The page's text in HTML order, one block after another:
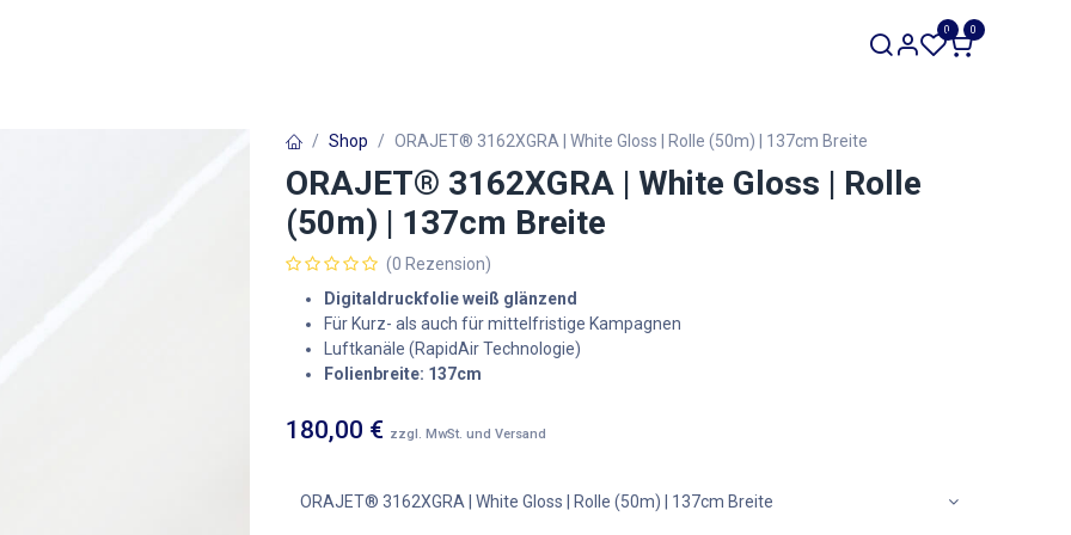
0 0
Shop ORAJET® 3162XGRA | White Gloss | Rolle (50m) | 137cm Breite
ORAJET® 3162XGRA | White Gloss | Rolle
(50m) | 137cm Breite
(0 Rezension)
Digitaldruckfolie weiß glänzend
Für Kurz- als auch für mittelfristige Kampagnen
Luftkanäle (RapidAir Technologie)
Folienbreite: 137cm
180,00 € zzgl. MwSt. und Versand
ORAJET® 3162XGRA | White Gloss | Rolle (50m) | 137cm Breite